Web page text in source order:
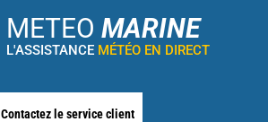
METEO MARINE
L'ASSISTANCE MÉTÉO EN DIRECT
Contactez le service client